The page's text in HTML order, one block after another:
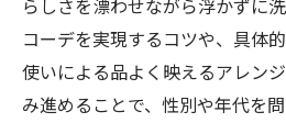
らしさを漂わせながら浮かずに
コーデを実現するコツや、具体
使いによる品よく映えるアレン
み進めることで、性別や年代を